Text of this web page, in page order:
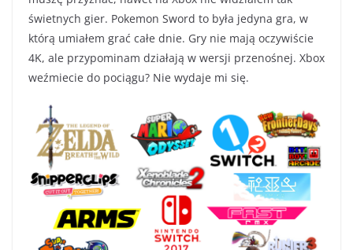
świetnych gier. Pokemon Sword to była jedyna gra, w
którą umiałem grać całe dnie. Gry nie mają oczywiście
4K, ale przypominam działają w wersji przenośnej. Xbox
weźmiecie do pociągu? Nie wydaje mi się.